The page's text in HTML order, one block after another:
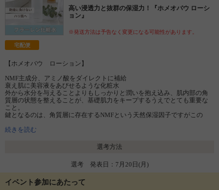
高い浸透力と抜群の保湿力！『ホメオバウ ローシ
ョン』
※発送方法は予告なく変更になる可能性があります。
宅配便
【ホメオバウ ローション】
NMF主成分、アミノ酸をダイレクトに補給
衰え肌に美容液をあびせるような化粧水
外から水分を与えることよりもしっかりと潤いを抱え込み、肌内部の角
質層の状態を整えることが、基礎肌力をキープするうえでとても重要な
こと。
鍵となるのは、角質層に存在するNMFという天然保湿因子ですがこの
ノ酸系成分をバランスよく配合し、みずみずしさを持続させます。
続きを読む
選考方法
選考 発表日：7月20日(月)
イベント参加にあたって